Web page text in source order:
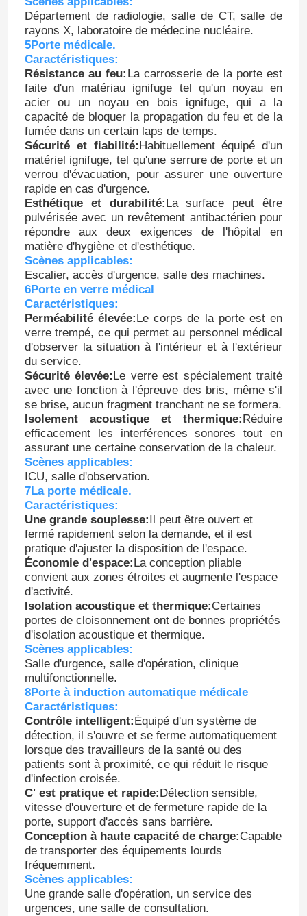
Visite d'usine
Contrôle de qualité
Contactez-nous
Nouvelles
Cas
Théâtre modulaire d'opération
Pièce propre modulaire
Porte automatique d'hôpital
table d'opération chirurgicale
pendentif plafond médical
Lumière chirurgicale de LED
Théâtre d'opération de chirurgie
Bloc opératoire de l'hôpital
Porte pharmaceutique de pièce propre
Panneaux "sandwich" de mur
douche d'air d'acier inoxydable
Boîte de passage d'acier inoxydable
Unité de filtre de ventilateur
Évier médical d'acier inoxydable
Cabinet médical d'acier inoxydable
air manipulant l'unité
Département de radiologie, salle de CT, salle de
rayons X, laboratoire de médecine nucléaire.
5Porte médicale.
Caractéristiques:
Résistance au feu: La carrosserie de la porte est
faite d'un matériau ignifuge tel qu'un noyau en
acier ou un noyau en bois ignifuge, qui a la
capacité de bloquer la propagation du feu et de la
fumée dans un certain laps de temps.
Sécurité et fiabilité:Habituellement équipé d'un
matériel ignifuge, tel qu'une serrure de porte et un
verrou d'évacuation, pour assurer une ouverture
rapide en cas d'urgence.
Esthétique et durabilité:La surface peut être
pulvérisée avec un revêtement antibactérien pour
répondre aux deux exigences de l'hôpital en
matière d'hygiène et d'esthétique.
Scènes applicables:
Escalier, accès d'urgence, salle des machines.
6Porte en verre médical
Caractéristiques:
Perméabilité élevée:Le corps de la porte est en
verre trempé, ce qui permet au personnel médical
d'observer la situation à l'intérieur et à l'extérieur
du service.
Sécurité élevée:Le verre est spécialement traité
avec une fonction à l'épreuve des bris, même s'il
se brise, aucun fragment tranchant ne se formera.
Isolement acoustique et thermique:Réduire
efficacement les interférences sonores tout en
assurant une certaine conservation de la chaleur.
Scènes applicables:
ICU, salle d'observation.
7La porte médicale.
Caractéristiques:
Une grande souplesse:Il peut être ouvert et
fermé rapidement selon la demande, et il est
pratique d'ajuster la disposition de l'espace.
Économie d'espace:La conception pliable
convient aux zones étroites et augmente l'espace
d'activité.
Isolation acoustique et thermique:Certaines
portes de cloisonnement ont de bonnes propriétés
d'isolation acoustique et thermique.
Scènes applicables:
Salle d'urgence, salle d'opération, clinique
multifonctionnelle.
8Porte à induction automatique médicale
Caractéristiques:
Contrôle intelligent:Équipé d'un système de
détection, il s'ouvre et se ferme automatiquement
lorsque des travailleurs de la santé ou des
patients sont à proximité, ce qui réduit le risque
d'infection croisée.
C' est pratique et rapide:Détection sensible,
vitesse d'ouverture et de fermeture rapide de la
porte, support d'accès sans barrière.
Conception à haute capacité de charge:Capable
de transporter des équipements lourds
fréquemment.
Scènes applicables:
Une grande salle d'opération, un service des
urgences, une salle de consultation.